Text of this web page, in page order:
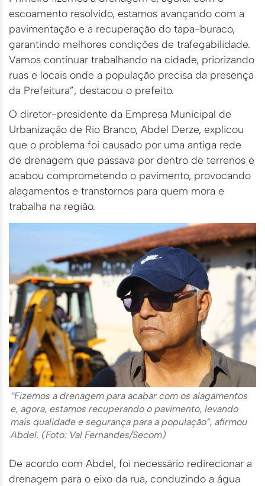
escoamento resolvido, estamos avançando com a
pavimentação e a recuperação do tapa-buraco,
garantindo melhores condições de trafegabilidade.
Vamos continuar trabalhando na cidade, priorizando
ruas e locais onde a população precisa da presença
da Prefeitura”, destacou o prefeito.
O diretor-presidente da Empresa Municipal de
Urbanização de Rio Branco, Abdel Derze, explicou
que o problema foi causado por uma antiga rede
de drenagem que passava por dentro de terrenos e
acabou comprometendo o pavimento, provocando
alagamentos e transtornos para quem mora e
trabalha na região.
“Fizemos a drenagem para acabar com os alagamentos
e, agora, estamos recuperando o pavimento, levando
mais qualidade e segurança para a população”, afirmou
Abdel. (Foto: Val Fernandes/Secom)
De acordo com Abdel, foi necessário redirecionar a
drenagem para o eixo da rua, conduzindo a água